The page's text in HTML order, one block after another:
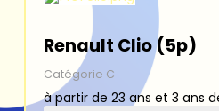
Renault Clio (5p)
Catégorie C
à partir de 23 ans et 3 ans